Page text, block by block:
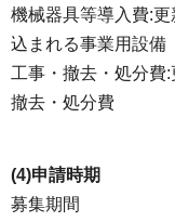
機械器具等導入費:
込まれる事業用設備
工事・撤去・処分費
撤去・処分費
(4)申請時期
募集期間